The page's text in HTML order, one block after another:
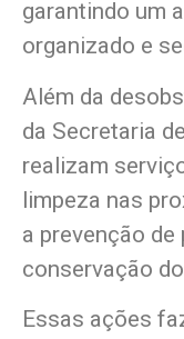
garantindo um
organizado e
Além da
da Secretaria
realizam
limpeza nas
a prevenção
conservação
Essas ações